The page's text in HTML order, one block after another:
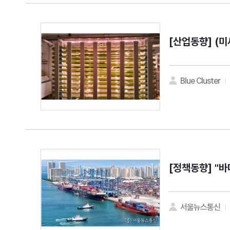
[산업동향] (
Blue Cluster
[정책동향] "바
서울뉴스통신